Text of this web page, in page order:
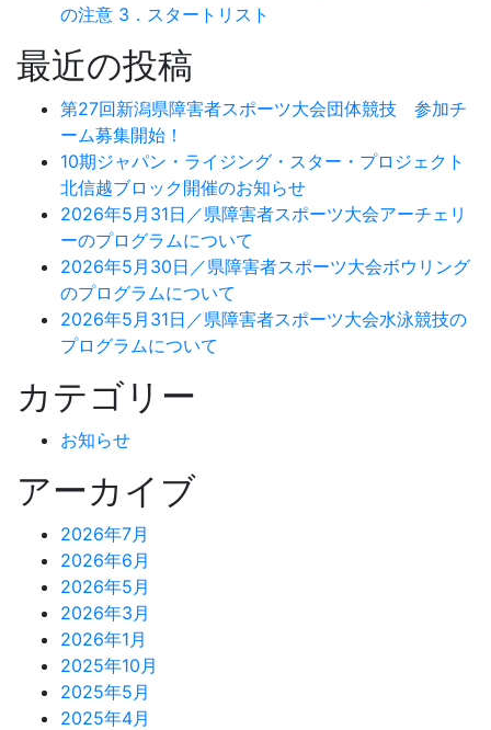
の注意 3．スタートリスト
最近の投稿
第27回新潟県障害者スポーツ大会団体競技 参加チ
ーム募集開始！
10期ジャパン・ライジング・スター・プロジェクト
北信越ブロック開催のお知らせ
2026年5月31日／県障害者スポーツ大会アーチェリ
ーのプログラムについて
2026年5月30日／県障害者スポーツ大会ボウリング
のプログラムについて
2026年5月31日／県障害者スポーツ大会水泳競技の
プログラムについて
カテゴリー
お知らせ
アーカイブ
2026年7月
2026年6月
2026年5月
2026年3月
2026年1月
2025年10月
2025年5月
2025年4月